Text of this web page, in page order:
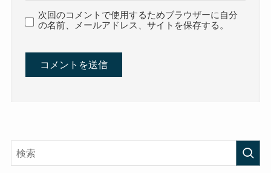
次回のコメントで使用するためブラウザーに自分
の名前、メールアドレス、サイトを保存する。